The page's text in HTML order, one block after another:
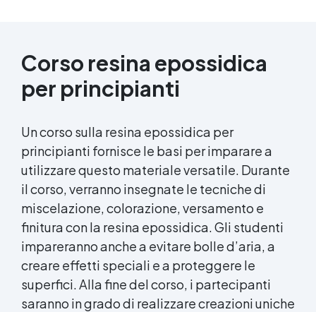
Corso resina epossidica
per principianti
Un corso sulla resina epossidica per
principianti fornisce le basi per imparare a
utilizzare questo materiale versatile. Durante
il corso, verranno insegnate le tecniche di
miscelazione, colorazione, versamento e
finitura con la resina epossidica. Gli studenti
impareranno anche a evitare bolle d’aria, a
creare effetti speciali e a proteggere le
superfici. Alla fine del corso, i partecipanti
saranno in grado di realizzare creazioni uniche